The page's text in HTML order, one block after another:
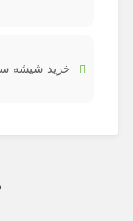
خرید شیشه